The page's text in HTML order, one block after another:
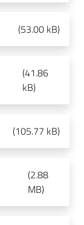
(53.00 kB)
(41.86
kB)
(105.77 kB)
(2.88
MB)